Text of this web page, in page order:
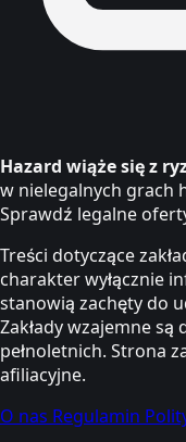
Hazard wiąże się z
w nielegalnych grach
Sprawdź legalne
Treści dotyczące
charakter wyłącznie
stanowią zachęty do
Zakłady wzajemne są
pełnoletnich. Strona
afiliacyjne.
O nas Regulamin